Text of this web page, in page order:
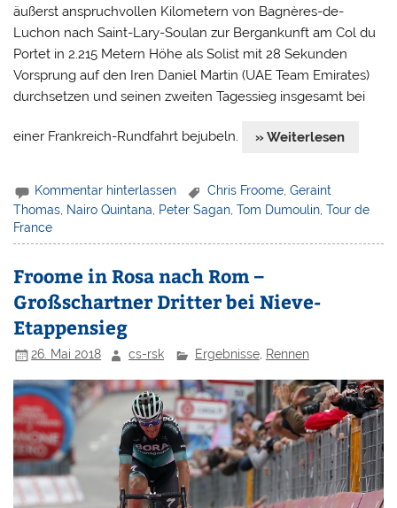
äußerst anspruchvollen Kilometern von Bagnères-de-
Luchon nach Saint-Lary-Soulan zur Bergankunft am Col du
Portet in 2.215 Metern Höhe als Solist mit 28 Sekunden
Vorsprung auf den Iren Daniel Martin (UAE Team Emirates)
durchsetzen und seinen zweiten Tagessieg insgesamt bei
einer Frankreich-Rundfahrt bejubeln. » Weiterlesen
Kommentar hinterlassen Chris Froome,Geraint
Thomas Nairo Quintana Peter Sagan ,Tom Dumoulin ,Tour de
France
Froome in Rosa nach Rom –
Großschartner Dritter bei Nieve-
Etappensieg
26. Mai 2018 cs-rsk Ergebnisse, Rennen